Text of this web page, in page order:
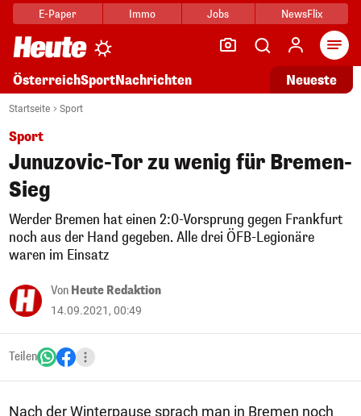
E-Paper Immo Jobs NewsFlix
ÖsterreichSportNachrichten Neueste
Startseite Sport
Sport
Junuzovic-Tor zu wenig für Bremen-
Sieg
Werder Bremen hat einen 2:0-Vorsprung gegen Frankfurt
noch aus der Hand gegeben. Alle drei ÖFB-Legionäre
waren im Einsatz
Von Heute Redaktion
14.09.2021, 00:49
Teilen
Nach der Winterpause sprach man in Bremen noch